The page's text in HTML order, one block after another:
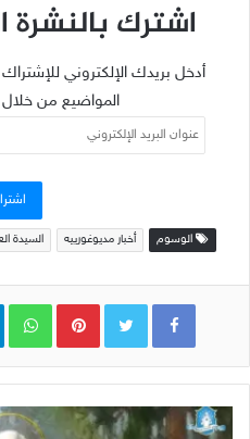
اشترك بالنشرة
أدخل بريدك الإلكتروني
المواضيع من خلال
عنوان
البريد
الوسوم أخبار مديوغورييه السيدة
Pinterest